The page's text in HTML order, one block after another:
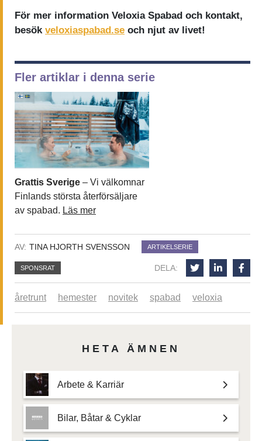
För mer information Veloxia Spabad och kontakt,
besök veloxiaspabad.se och njut av livet!
Fler artiklar i denna serie
Grattis Sverige – Vi välkomnar
Finlands största återförsäljare
av spabad. Läs mer
AV: TINA HJORTH SVENSSON ARTIKELSERIE
SPONSRAT DELA:
åretrunt hemester novitek spabad veloxia
HETA ÄMNEN
Arbete & Karriär
Bilar, Båtar & Cyklar